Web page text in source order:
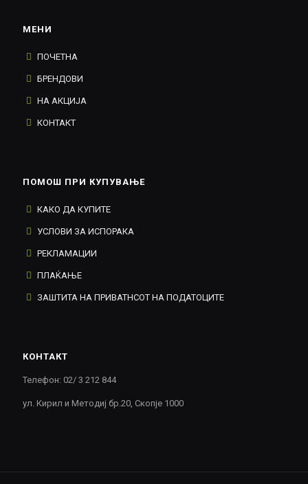
МЕНИ
ПОЧЕТНА
БРЕНДОВИ
НА АКЦИЈА
КОНТАКТ
ПОМОШ ПРИ КУПУВАЊЕ
КАКО ДА КУПИТЕ
УСЛОВИ ЗА ИСПОРАКА
РЕКЛАМАЦИИ
ПЛАЌАЊЕ
ЗАШТИТА НА ПРИВАТНСОТ НА ПОДАТОЦИТЕ
КОНТАКТ
Телефон: 02/ 3 212 844
ул. Кирил и Методиј бр.20, Скопје 1000